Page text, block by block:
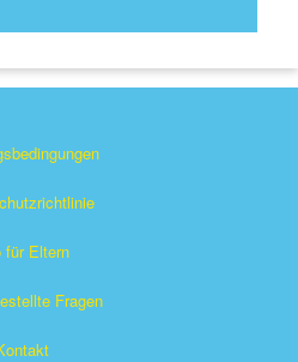
für Eltern
Fragen